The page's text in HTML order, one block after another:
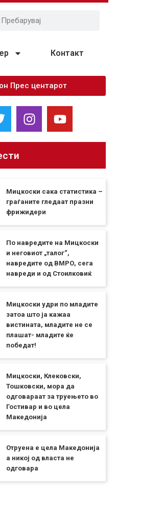
Контакт
Прес центарот
Мицкоски сака статистика –
граѓаните гледаат празни
фрижидери
По навредите на Мицкоски
и неговиот „талог“,
навредите од ВМРО, сега
навреди и од Стоилковиќ
Мицкоски удри по младите
затоа што ја кажаа
вистината, младите не се
плашат- младите ќе
победат!
Мицкоски, Клековски,
Тошковски, мора да
одговараат за труењето во
Гостивар и во цела
Македонија
Отруена е цела Македонија
а никој од власта не
одговара